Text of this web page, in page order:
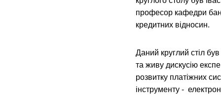
професор кафедри
кредитних відносин.
Даний круглий стіл
та живу дискусію
розвитку платіжних
інструменту -